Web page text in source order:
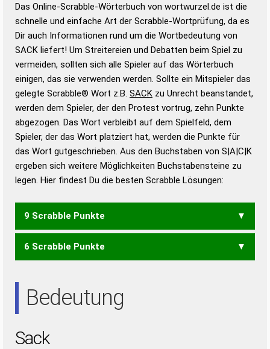
Wortwurzel liefert mit Hilfe eines semantischen
Wortanalyse-Algorithmus gute Anhaltspunkte zu
Wortbedeutung, Worttrennung und Wortform, um die
Gültigkeit eines Wortes für das Scrabble-Spiel zu
bestimmen!
zugelassene Turnier Scrabble-
Wörterbücher sind:
Duden – Standardwerk in 12 Bänden
Duden – Richtiges und gutes
Deutsch
Duden – Die deutsche Grammatik
Duden – Deutsches
Universalwörterbuch
Das Online-Scrabble-Wörterbuch von wortwurzel.de ist die
schnelle und einfache Art der Scrabble-Wortprüfung, da es
Dir auch Informationen rund um die Wortbedeutung von
SACK liefert! Um Streitereien und Debatten beim Spiel zu
vermeiden, sollten sich alle Spieler auf das Wörterbuch
einigen, das sie verwenden werden. Sollte ein Mitspieler das
gelegte Scrabble® Wort z.B. SACK zu Unrecht beanstandet,
werden dem Spieler, der den Protest vortrug, zehn Punkte
abgezogen. Das Wort verbleibt auf dem Spielfeld, dem
Spieler, der das Wort platziert hat, werden die Punkte für
das Wort gutgeschrieben. Aus den Buchstaben von S|A|C|K
ergeben sich weitere Möglichkeiten Buchstabensteine zu
legen. Hier findest Du die besten Scrabble Lösungen:
9 Scrabble Punkte
KSC
6 Scrabble Punkte
Bedeutung
Sack